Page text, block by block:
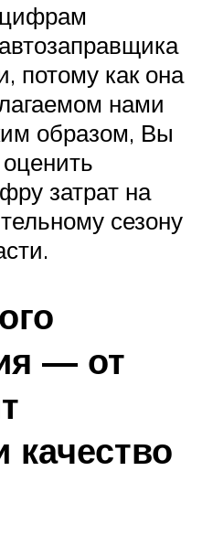
потому как она
нами
образом, Вы
затрат на
сезону
— от
качество